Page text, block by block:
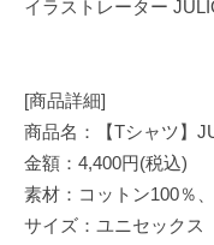
イラストレーター
[商品詳細]
商品名：【Tシャツ】
金額：4,400円(税込)
素材：コットン100％
サイズ：ユニセックス